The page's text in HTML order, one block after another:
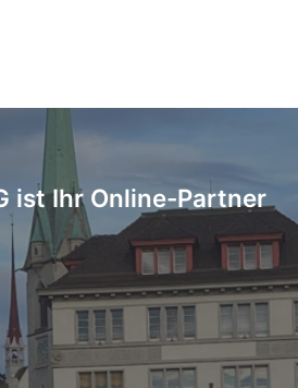
ist Ihr Online-Partner